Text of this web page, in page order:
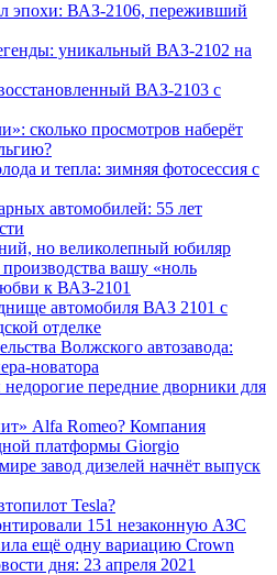
эпохи: ВАЗ-2106, переживший
уникальный ВАЗ-2102 на
ВАЗ-2103 с
сколько просмотров наберёт
и тепла: зимняя фотосессия с
автомобилей: 55 лет
но великолепный юбиляр
вашу «ноль
к ВАЗ-2101
автомобиля ВАЗ 2101 с
отделке
Волжского автозавода:
новатора
передние дворники для
Alfa Romeo? Компания
платформы Giorgio
завод дизелей начнёт выпуск
Tesla?
151 незаконную АЗС
ещё одну вариацию Crown
дня: 23 апреля 2021